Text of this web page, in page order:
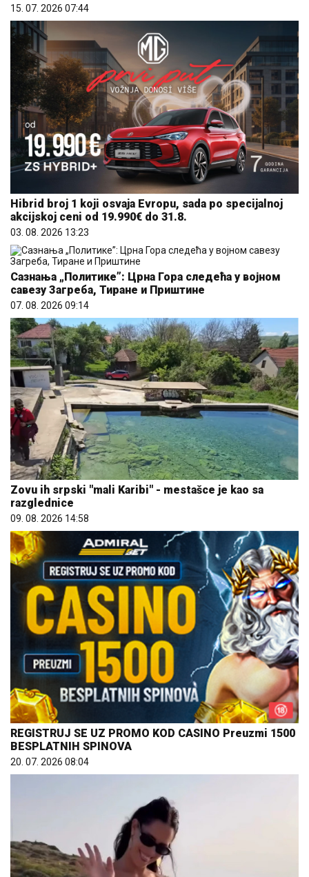
15. 07. 2026 07:44
Hibrid broj 1 koji osvaja Evropu, sada po specijalnoj
akcijskoj ceni od 19.990€ do 31.8.
03. 08. 2026 13:23
Сазнања „Политике”: Црна Гора следећа у војном
савезу Загреба, Тиране и Приштине
07. 08. 2026 09:14
Zovu ih srpski "mali Karibi" - mestašce je kao sa
razglednice
09. 08. 2026 14:58
REGISTRUJ SE UZ PROMO KOD CASINO Preuzmi 1500
BESPLATNIH SPINOVA
20. 07. 2026 08:04